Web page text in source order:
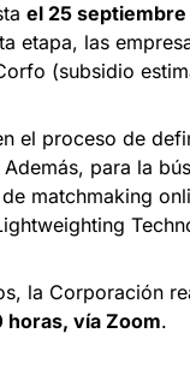
el 25
etapa, las
(subsidio
el proceso de
para la
matchmaking
la Corporación
horas, vía Zoom.